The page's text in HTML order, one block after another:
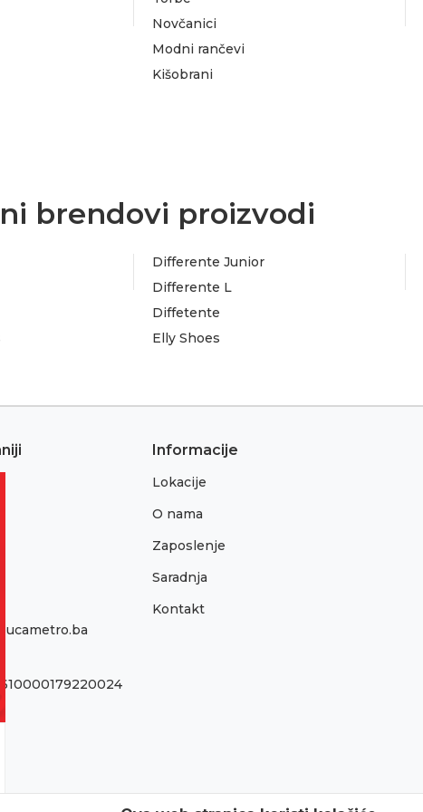
Novčanici
Modni rančevi
Kišobrani
brendovi proizvodi
Differente Junior
Differente L
Diffetente
Elly Shoes
Informacije
Lokacije
O nama
Zaposlenje
Saradnja
Kontakt